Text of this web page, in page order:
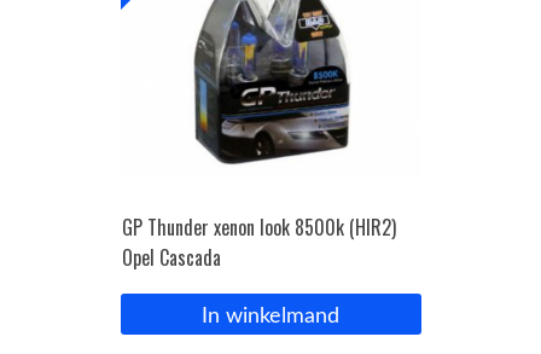
GP Thunder xenon look 8500k (HIR2)
Opel Cascada
In winkelmand